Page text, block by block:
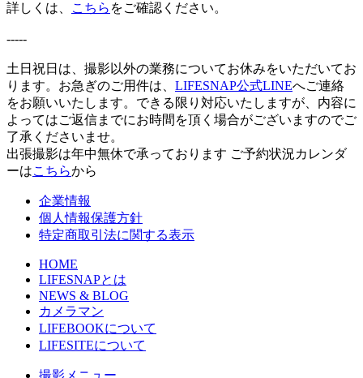
詳しくは、
こちら をご確認ください。
-----
土日祝日は、撮影以外の業務についてお休みをいただいてお
ります。お急ぎのご用件は、 LIFESNAP公式LINEへご連絡
をお願いいたします。できる限り対応いたしますが、内容に
よってはご返信までにお時間を頂く場合がございますのでご
了承くださいませ。
出張撮影は年中無休で承っております ご予約状況カレンダ
ーはこちらから
企業情報
個人情報保護方針
特定商取引法に関する表示
HOME
LIFESNAPとは
NEWS & BLOG
カメラマン
LIFEBOOKについて
LIFESITEについて